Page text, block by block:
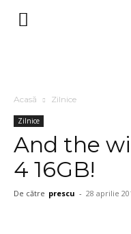
Acasă Zilnice
Zilnice
And the
4 16GB!
De către prescu - 28 aprilie